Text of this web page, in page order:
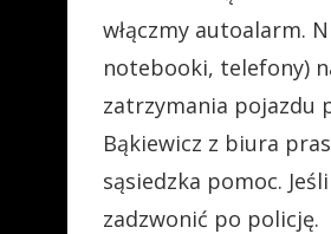
włączmy autoalarm.
notebooki, telefony)
zatrzymania pojazdu
Bąkiewicz z biura
sąsiedzka pomoc.
zadzwonić po policję.